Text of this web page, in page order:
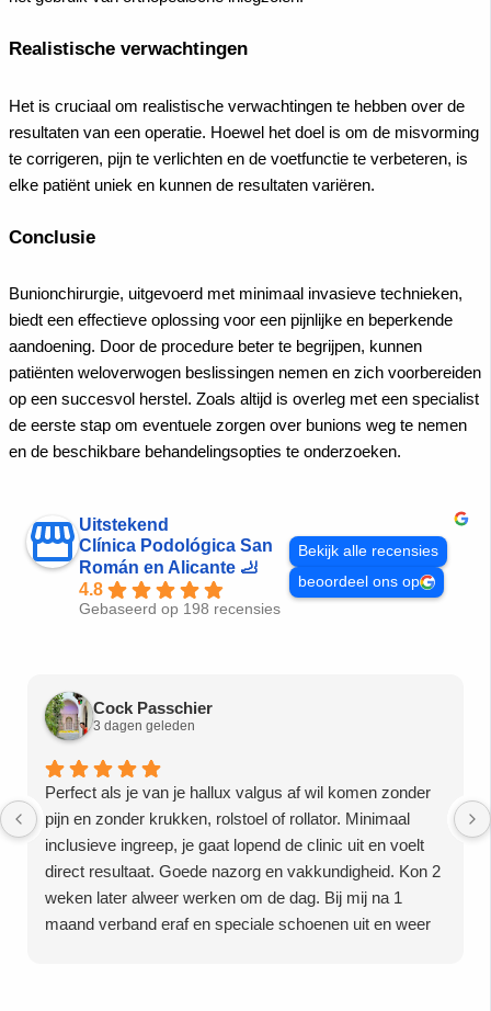
Realistische verwachtingen
Het is cruciaal om realistische verwachtingen te hebben over de
resultaten van een operatie. Hoewel het doel is om de misvorming
te corrigeren, pijn te verlichten en de voetfunctie te verbeteren, is
elke patiënt uniek en kunnen de resultaten variëren.
Conclusie
Bunionchirurgie, uitgevoerd met minimaal invasieve technieken,
biedt een effectieve oplossing voor een pijnlijke en beperkende
aandoening. Door de procedure beter te begrijpen, kunnen
patiënten weloverwogen beslissingen nemen en zich voorbereiden
op een succesvol herstel. Zoals altijd is overleg met een specialist
de eerste stap om eventuele zorgen over bunions weg te nemen
en de beschikbare behandelingsopties te onderzoeken.
Uitstekend
Clínica Podológica San
Román en Alicante 🦶
4.8
Gebaseerd op 198 recensies
Bekijk alle recensies
beoordeel ons op
Cock Passchier
3 dagen geleden
Perfect als je van je hallux valgus af wil komen zonder
pijn en zonder krukken, rolstoel of rollator. Minimaal
inclusieve ingreep, je gaat lopend de clinic uit en voelt
direct resultaat. Goede nazorg en vakkundigheid. Kon 2
weken later alweer werken om de dag. Bij mij na 1
maand verband eraf en speciale schoenen uit en weer